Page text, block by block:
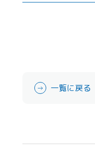
一覧に戻る